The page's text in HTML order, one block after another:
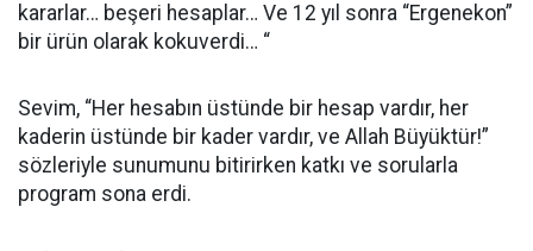
kararlar… beşeri hesaplar… Ve 12 yıl sonra “Ergenekon”
bir ürün olarak kokuverdi… “
Sevim, “Her hesabın üstünde bir hesap vardır, her
kaderin üstünde bir kader vardır, ve Allah Büyüktür!”
sözleriyle sunumunu bitirirken katkı ve sorularla
program sona erdi.